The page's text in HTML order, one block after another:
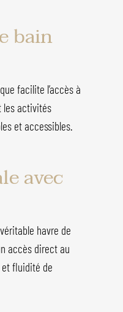
bain
facilite l’accès à
les activités
et accessibles.
avec
havre de
accès direct au
fluidité de